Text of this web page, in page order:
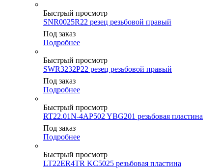
Быстрый просмотр
SNR0025R22 резец резьбовой правый
Под заказ
Подробнее
Быстрый просмотр
SWR3232P22 резец резьбовой правый
Под заказ
Подробнее
Быстрый просмотр
RT22.01N-4AP502 YBG201 резьбовая пластина
Под заказ
Подробнее
Быстрый просмотр
LT22ER4TR KC5025 резьбовая пластина